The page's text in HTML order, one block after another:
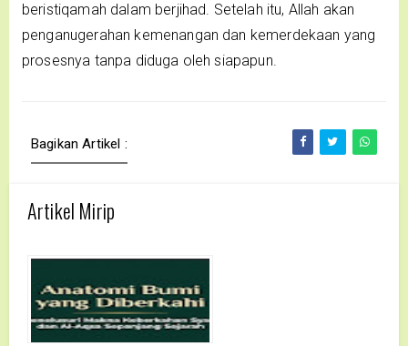
beristiqamah dalam berjihad. Setelah itu, Allah akan
penganugerahan kemenangan dan kemerdekaan yang
prosesnya tanpa diduga oleh siapapun.
Bagikan Artikel :
Artikel Mirip